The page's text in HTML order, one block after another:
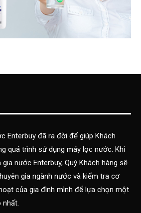
Enterbuy đã ra đời để giúp Khách
quá trình sử dụng máy lọc nước. Khi
nước Enterbuy, Quý Khách hàng sẽ
gia ngành nước và kiểm tra cơ
của gia đình mình để lựa chọn một
nhất.